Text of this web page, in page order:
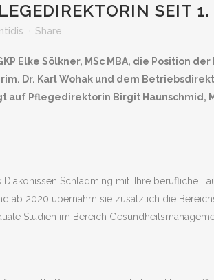
SEIT
Share
Elke Sölkner, MSc MBA, die Position
Dr. Karl Wohak und dem
Pflegedirektorin Birgit Haunschmid,
Schladming mit. Ihre berufliche
ab 2020 übernahm sie zusätzlich die
Studien im Bereich